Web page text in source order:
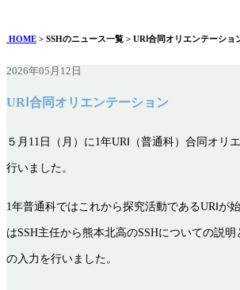
HOME > SSHのニュース一覧 > URⅠ合同オリエンテーショ
2026年05月12日
URⅠ合同オリエンテーション
５月11日（月）に1年URⅠ（普通科）合同オリ
行いました。
1 年普通科ではこれから探究活動であるURⅠが
はSSH主任から熊本北高のSSHについての説明
の入力を行いました。